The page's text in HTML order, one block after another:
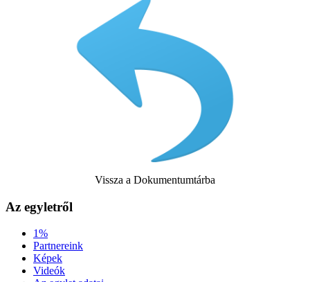
Vissza a Dokumentumtárba
Az egyletről
1%
Partnereink
Képek
Videók